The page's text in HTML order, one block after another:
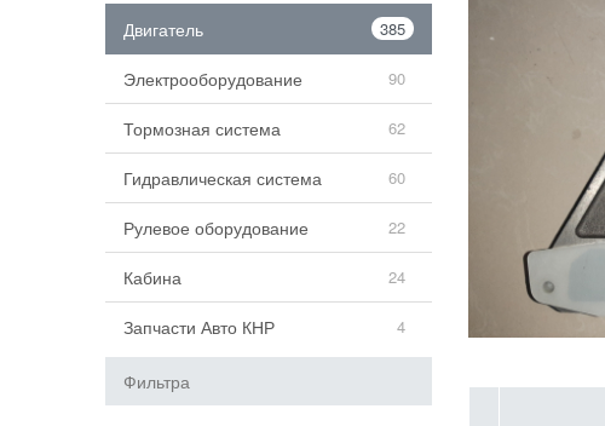
Двигатель 385
Электрооборудование 90
Тормозная система 62
Гидравлическая система 60
Рулевое оборудование 22
Кабина 24
Запчасти Авто КНР 4
Фильтра